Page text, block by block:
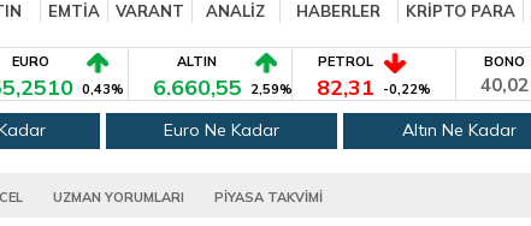
EMTİA VARANT ANALİZ HABERLER KRİPTO PARA
EURO
0,43%
ALTIN
6.660,55 2,59%
PETROL
82,31 -0,22%
BONO
40,02
Euro Ne Kadar Altın Ne Kadar
UZMAN YORUMLARI PİYASA TAKVİMİ